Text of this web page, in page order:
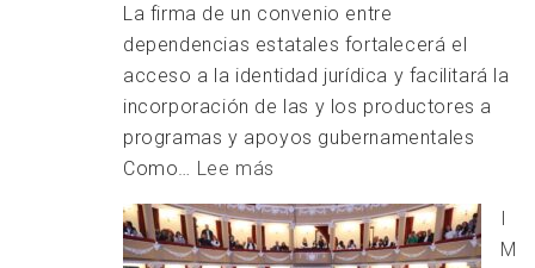
La firma de un convenio entre
dependencias estatales fortalecerá el
acceso a la identidad jurídica y facilitará la
incorporación de las y los productores a
programas y apoyos gubernamentales
Como… Lee más
TRÁMITES
DEL
REGISTRO
I
M